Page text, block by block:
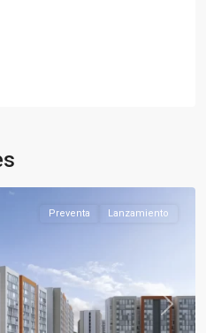
Next
Preventa Lanzamiento